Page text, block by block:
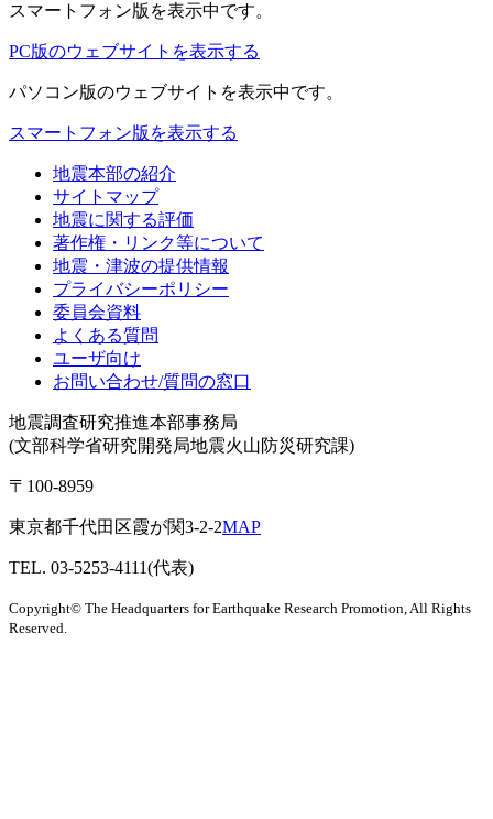
スマートフォン版 を表示中です。
PC版のウェブサイトを表示する
パソコン版のウェブサイトを表示中です。
スマートフォン版を表示する
地震本部の紹介
サイトマップ
地震に関する評価
著作権・リンク等について
地震・津波の提供情報
プライバシーポリシー
委員会資料
よくある質問
ユーザ向け
お問い合わせ/質問の窓口
地震調査研究推進本部事務局
(文部科学省研究開発局地震火山防災研究課)
〒100-8959
東京都千代田区霞が関3-2-2MAP
TEL. 03-5253-4111(代表)
Copyright© The Headquarters for Earthquake Research Promotion, All Rights
Reserved.